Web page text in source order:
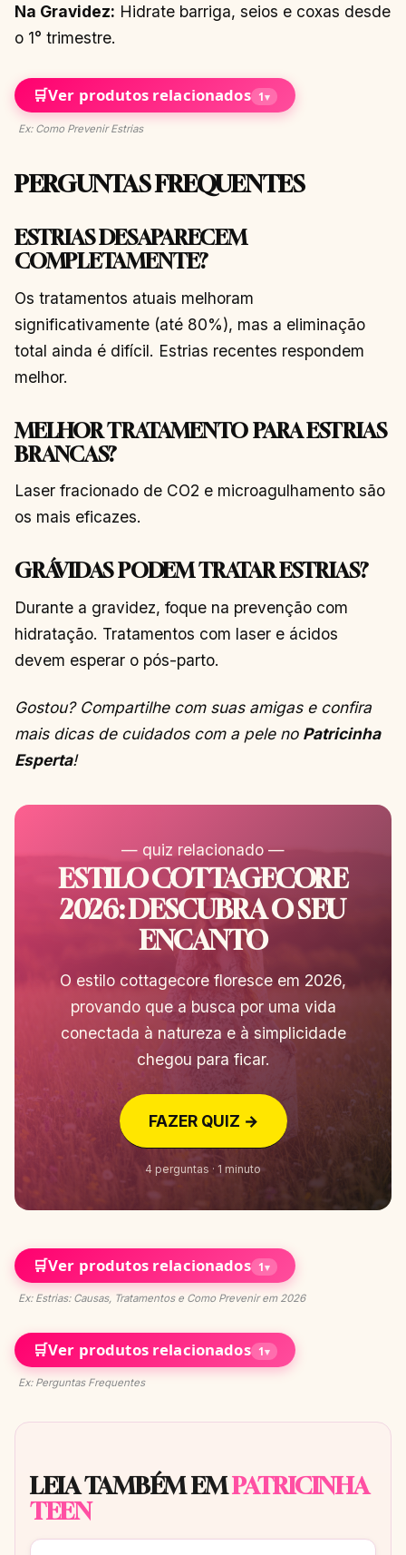
Na Gravidez: Hidrate barriga, seios e coxas desde
o 1° trimestre.
🛒Ver produtos relacionados 1▾
Ex: Como Prevenir Estrias
PERGUNTAS FREQUENTES
ESTRIAS DESAPARECEM
COMPLETAMENTE?
Os tratamentos atuais melhoram
significativamente (até 80%), mas a eliminação
total ainda é difícil. Estrias recentes respondem
melhor.
MELHOR TRATAMENTO PARA ESTRIAS
BRANCAS?
Laser fracionado de CO2 e microagulhamento são
os mais eficazes.
GRÁVIDAS PODEM TRATAR ESTRIAS?
Durante a gravidez, foque na prevenção com
hidratação. Tratamentos com laser e ácidos
devem esperar o pós-parto.
Gostou? Compartilhe com suas amigas e confira
mais dicas de cuidados com a pele no Patricinha
Esperta!
— quiz relacionado —
ESTILO COTTAGECORE
2026: DESCUBRA O SEU
ENCANTO
O estilo cottagecore floresce em 2026,
provando que a busca por uma vida
conectada à natureza e à simplicidade
chegou para ficar.
FAZER QUIZ →
4 perguntas · 1 minuto
🛒Ver produtos relacionados 1▾
Ex: Estrias: Causas, Tratamentos e Como Prevenir em 2026
🛒Ver produtos relacionados 1▾
Ex: Perguntas Frequentes
LEIA TAMBÉM EMPATRICINHA
TEEN